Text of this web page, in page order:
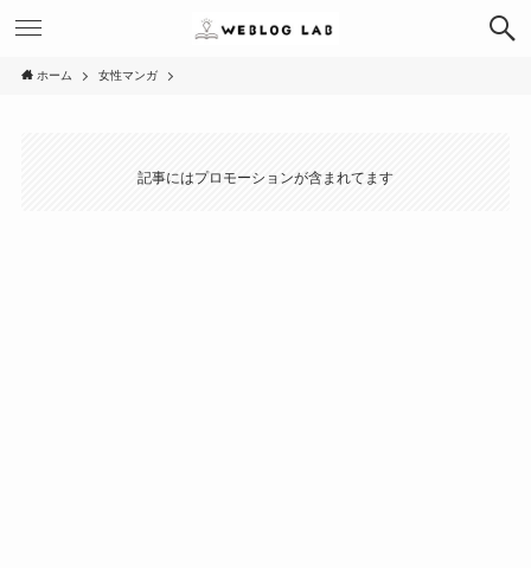
ホーム 女性マンガ
記事にはプロモーションが含まれてます